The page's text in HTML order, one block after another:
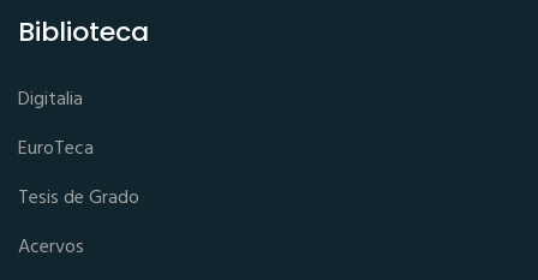
Biblioteca
Digitalia
EuroTeca
Tesis de Grado
Acervos